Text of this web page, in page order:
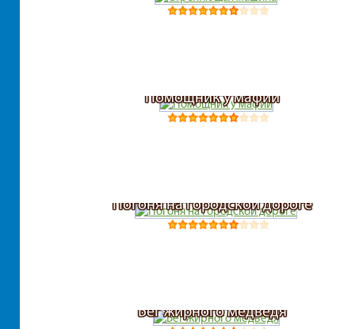
Помощник у мафии
Погоня на городской дороге
Бег жирного медведя